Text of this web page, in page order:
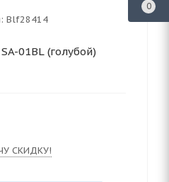
Blf28414
01BL (голубой)
СКИДКУ!
0